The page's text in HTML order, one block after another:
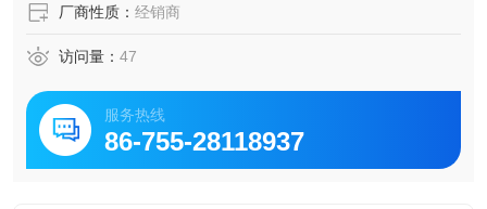
厂商性质： 经销商
访问量： 47
服务热线
86-755-28118937